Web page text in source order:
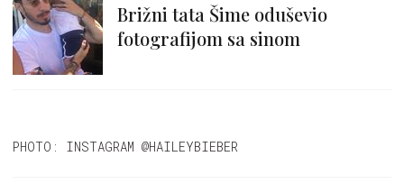
Brižni tata Šime oduševio
fotografijom sa sinom
PHOTO: INSTAGRAM @HAILEYBIEBER